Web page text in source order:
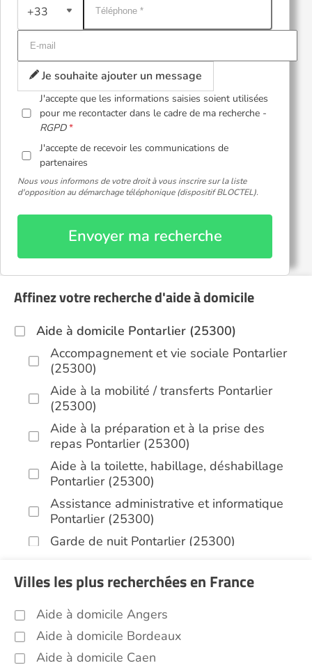
+33
Je souhaite ajouter un message
J'accepte que les informations saisies soient utilisées
pour me recontacter dans le cadre de ma recherche -
RGPD
J'accepte de recevoir les communications de
partenaires
Nous vous informons de votre droit à vous inscrire sur la liste
d'opposition au démarchage téléphonique (dispositif BLOCTEL).
Envoyer ma recherche
Affinez votre recherche d'aide à domicile
Aide à domicile Pontarlier (25300)
Accompagnement et vie sociale Pontarlier
(25300)
Aide à la mobilité / transferts Pontarlier
(25300)
Aide à la préparation et à la prise des
repas Pontarlier (25300)
Aide à la toilette, habillage, déshabillage
Pontarlier (25300)
Assistance administrative et informatique
Pontarlier (25300)
Garde de nuit Pontarlier (25300)
Entretien du cadre de vie, ménage,
(25300)
Sorties (promenades, rendez-vous
médicaux...) Pontarlier (25300)
Villes les plus recherchées en France
Aide à domicile Angers
Aide à domicile Bordeaux
Aide à domicile Caen